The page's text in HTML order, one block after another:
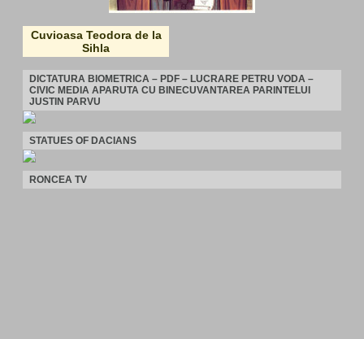
Cuvioasa Teodora de la
Sihla
DICTATURA BIOMETRICA – PDF – LUCRARE PETRU VODA –
CIVIC MEDIA APARUTA CU BINECUVANTAREA PARINTELUI
JUSTIN PARVU
STATUES OF DACIANS
RONCEA TV